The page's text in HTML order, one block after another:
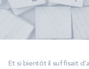
SOMMIERS
Et si bientôt il suffisait